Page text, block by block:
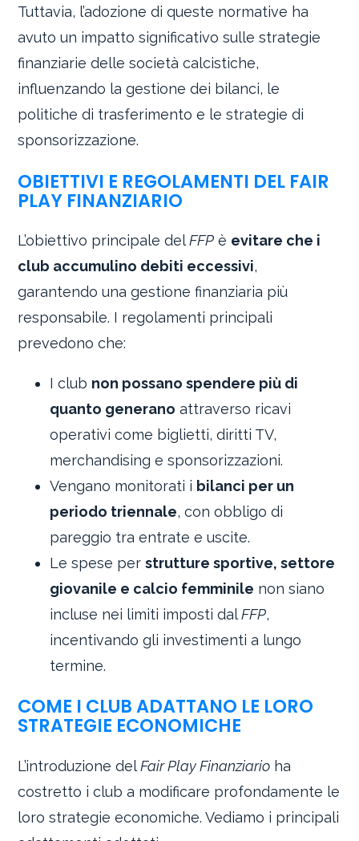
Tuttavia, l’adozione di queste normative ha
avuto un impatto significativo sulle strategie
finanziarie delle società calcistiche,
influenzando la gestione dei bilanci, le
politiche di trasferimento e le strategie di
sponsorizzazione.
OBIETTIVI E REGOLAMENTI DEL FAIR
PLAY FINANZIARIO
L’obiettivo principale delFFP è evitare che i
club accumulino debiti eccessivi,
garantendo una gestione finanziaria più
responsabile. I regolamenti principali
prevedono che:
I club non possano spendere più di
quanto generano attraverso ricavi
operativi come biglietti, diritti TV,
merchandising e sponsorizzazioni.
Vengano monitorati i bilanci per un
periodo triennale, con obbligo di
pareggio tra entrate e uscite.
Le spese perstrutture sportive, settore
giovanile e calcio femminile non siano
incluse nei limiti imposti dalFFP,
incentivando gli investimenti a lungo
termine.
COME I CLUB ADATTANO LE LORO
STRATEGIE ECONOMICHE
L’introduzione delFair Play Finanziario ha
costretto i club a modificare profondamente le
loro strategie economiche. Vediamo i principali